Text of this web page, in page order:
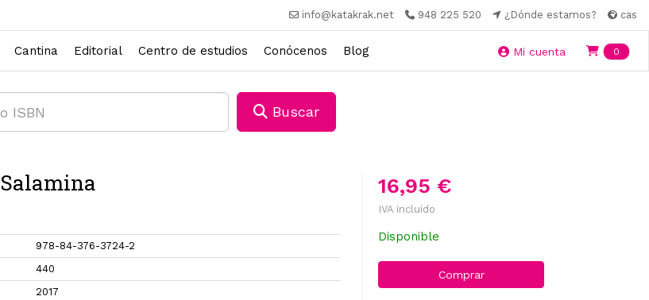
info@katakrak.net 948 225 520 ¿Dónde estamos? cas
Cantina Editorial Centro de estudios Conócenos Blog Mi cuenta 0
Buscar
16,95 €
IVA incluido
Disponible
Comprar
978-84-376-3724-2
440
2017